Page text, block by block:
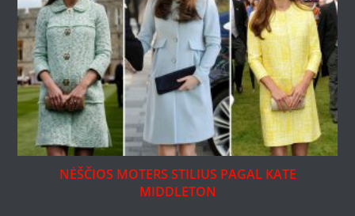
NĖŠČIOS MOTERS STILIUS PAGAL KATE
MIDDLETON